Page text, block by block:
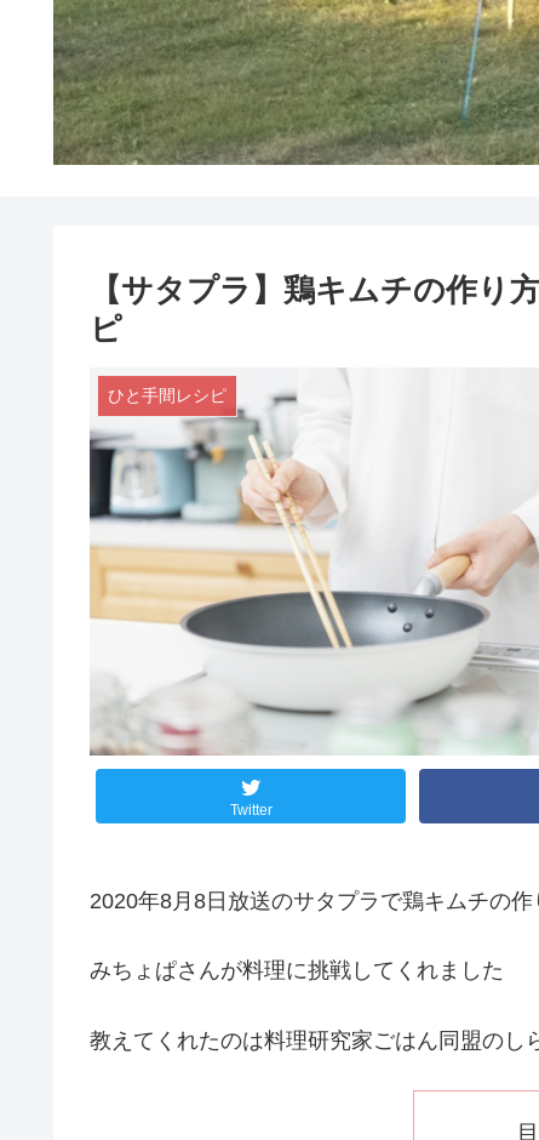
【サタプラ】鶏キムチの作り
ピ
ひと手間レシピ
Twitter
2020年8月8日放送のサタプラで鶏キムチの作
みちょぱさんが料理に挑戦してくれました
教えてくれたのは料理研究家ごはん同盟のし